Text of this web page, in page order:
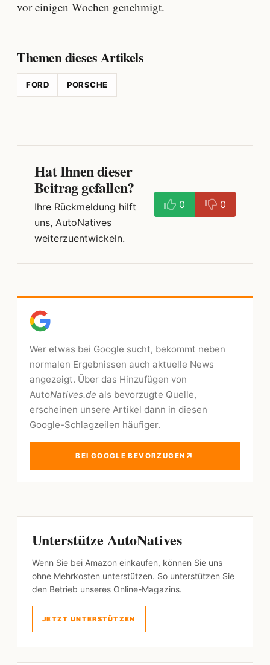
vor einigen Wochen genehmigt.
Themen dieses Artikels
FORD PORSCHE
Hat Ihnen dieser
Beitrag gefallen?
Ihre Rückmeldung hilft
uns, AutoNatives
weiterzuentwickeln.
0 0
Wer etwas bei Google sucht, bekommt neben
normalen Ergebnissen auch aktuelle News
angezeigt. Über das Hinzufügen von
AutoNatives.de als bevorzugte Quelle,
erscheinen unsere Artikel dann in diesen
Google-Schlagzeilen häufiger.
BEI GOOGLE BEVORZUGEN ↗
Unterstütze AutoNatives
Wenn Sie bei Amazon einkaufen, können Sie uns
ohne Mehrkosten unterstützen. So unterstützen Sie
den Betrieb unseres Online-Magazins.
JETZT UNTERSTÜTZEN